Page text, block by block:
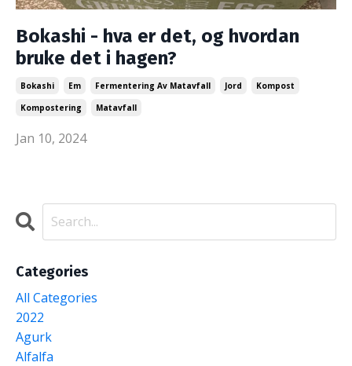
Bokashi - hva er det, og hvordan
bruke det i hagen?
Bokashi Em Fermentering Av Matavfall Jord
Kompost
Kompostering
Matavfall
Jan 10, 2024
Categories
All Categories
2022
Agurk
Alfalfa